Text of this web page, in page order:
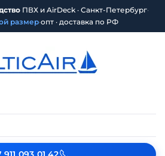
ПВХ и AirDeck · Санкт-Петербург·
размер·опт · доставка по РФ